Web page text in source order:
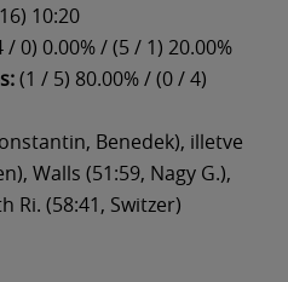
10:20
/ 0) 0.00% / (5 / 1) 20.00%
(1 / 5) 80.00% / (0 / 4)
Benedek), illetve
Walls (51:59, Nagy G.),
Ri. (58:41, Switzer)